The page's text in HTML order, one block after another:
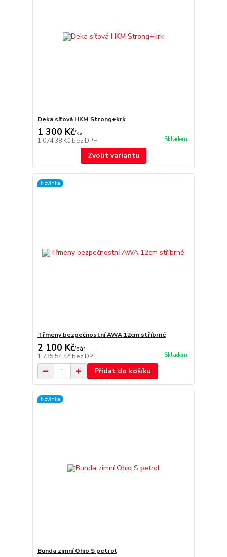
Deka síťová HKM Strong+krk
1 300 Kč/ks
1 074,38 Kč bez DPH Skladem
Zvolit variantu
Novinka
Třmeny bezpečnostní AWA 12cm stříbrné
2 100 Kč/pár
1 735,54 Kč bez DPH Skladem
Přidat do košíku
Novinka
Bunda zimní Ohio S petrol